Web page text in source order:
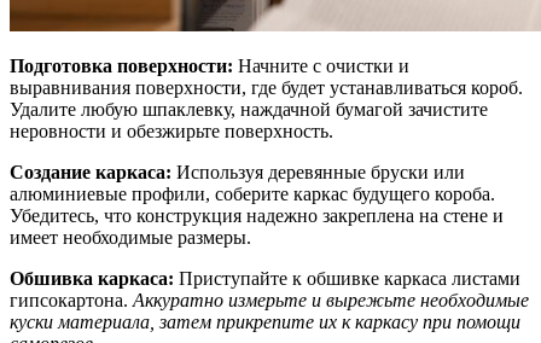
Подготовка поверхности: Начните с очистки и
выравнивания поверхности, где будет устанавливаться короб.
Удалите любую шпаклевку, наждачной бумагой зачистите
неровности и обезжирьте поверхность.
Создание каркаса: Используя деревянные бруски или
алюминиевые профили, соберите каркас будущего короба.
Убедитесь, что конструкция надежно закреплена на стене и
имеет необходимые размеры.
Обшивка каркаса: Приступайте к обшивке каркаса листами
гипсокартона. Аккуратно измерьте и вырежьте необходимые
куски материала, затем прикрепите их к каркасу при помощи